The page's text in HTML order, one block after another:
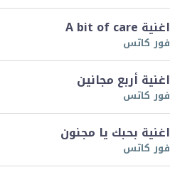
اغنية A bit of care
فور كاتس
اغنية أربع مجانين
فور كاتس
اغنية بحبك يا مجنون
فور كاتس